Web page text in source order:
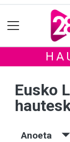
Eusko
Anoeta